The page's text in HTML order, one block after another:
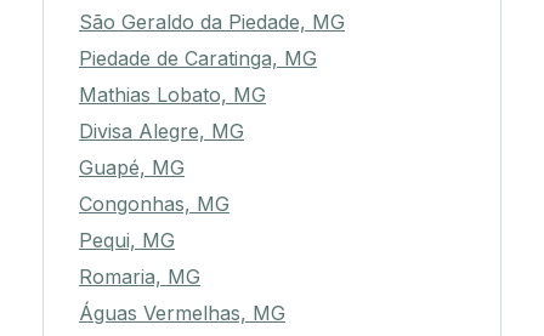
São Geraldo da Piedade, MG
Piedade de Caratinga, MG
Mathias Lobato, MG
Divisa Alegre, MG
Guapé, MG
Congonhas, MG
Pequi, MG
Romaria, MG
Águas Vermelhas, MG